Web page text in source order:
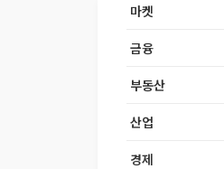
마켓
금융
부동산
산업
경제